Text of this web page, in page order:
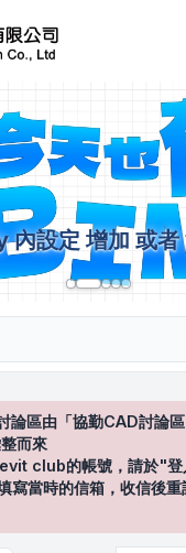
內設定 增加 或者
區由「協勤CAD討論區
而來
club的帳號，請於"
寫當時的信箱，收信後